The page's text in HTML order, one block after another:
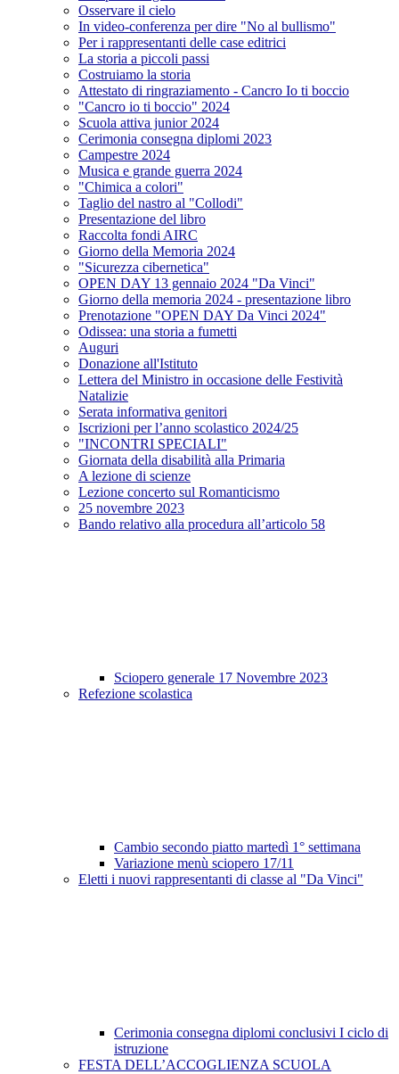
Osservare il cielo
In video-conferenza per dire "No al bullismo"
Per i rappresentanti delle case editrici
La storia a piccoli passi
Costruiamo la storia
Attestato di ringraziamento - Cancro Io ti boccio
"Cancro io ti boccio" 2024
Scuola attiva junior 2024
Cerimonia consegna diplomi 2023
Campestre 2024
Musica e grande guerra 2024
"Chimica a colori"
Taglio del nastro al "Collodi"
Presentazione del libro
Raccolta fondi AIRC
Giorno della Memoria 2024
"Sicurezza cibernetica"
OPEN DAY 13 gennaio 2024 "Da Vinci"
Giorno della memoria 2024 - presentazione libro
Prenotazione "OPEN DAY Da Vinci 2024"
Odissea: una storia a fumetti
Auguri
Donazione all'Istituto
Lettera del Ministro in occasione delle Festività
Natalizie
Serata informativa genitori
Iscrizioni per l’anno scolastico 2024/25
"INCONTRI SPECIALI"
Giornata della disabilità alla Primaria
A lezione di scienze
Lezione concerto sul Romanticismo
25 novembre 2023
Bando relativo alla procedura all’articolo 58
Sciopero generale 17 Novembre 2023
Refezione scolastica
Cambio secondo piatto martedì 1° settimana
Variazione menù sciopero 17/11
Eletti i nuovi rappresentanti di classe al "Da Vinci"
Cerimonia consegna diplomi conclusivi I ciclo di
istruzione
FESTA DELL’ACCOGLIENZA SCUOLA